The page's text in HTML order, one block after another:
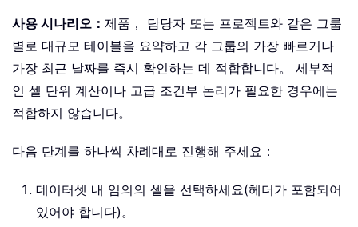
사용 시나리오： 제품， 담당자 또는 프로젝트와 같은 그룹
별로 대규모 테이블을 요약하고 각 그룹의 가장 빠르거나
가장 최근 날짜를 즉시 확인하는 데 적합합니다。 세부적
인 셀 단위 계산이나 고급 조건부 논리가 필요한 경우에는
적합하지 않습니다。
다음 단계를 하나씩 차례대로 진행해 주세요：
데이터셋 내 임의의 셀을 선택하세요(헤더가 포함되어
있어야 합니다)。